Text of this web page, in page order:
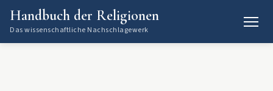
Handbuch der Religionen
Das wissenschaftliche Nachschlagewerk